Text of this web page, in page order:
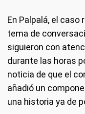
En Palpalá, el
tema de
siguieron con
durante las horas
noticia de que el
añadió un
una historia ya de